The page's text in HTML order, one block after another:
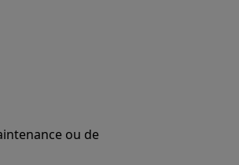
ou de